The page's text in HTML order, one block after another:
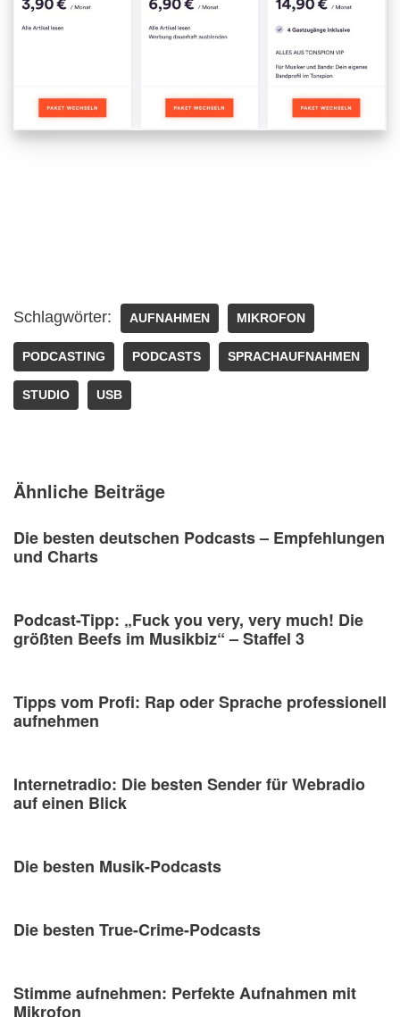
Schlagwörter: AUFNAHMEN MIKROFON
PODCASTING PODCASTS SPRACHAUFNAHMEN
STUDIO USB
Ähnliche Beiträge
Die besten deutschen Podcasts – Empfehlungen
und Charts
Podcast-Tipp: „Fuck you very, very much! Die
größten Beefs im Musikbiz“ – Staffel 3
Tipps vom Profi: Rap oder Sprache professionell
aufnehmen
Internetradio: Die besten Sender für Webradio
auf einen Blick
Die besten Musik-Podcasts
Die besten True-Crime-Podcasts
Stimme aufnehmen: Perfekte Aufnahmen mit
Mikrofon